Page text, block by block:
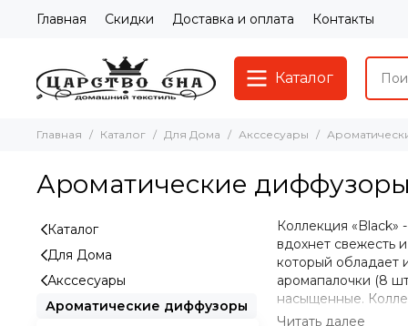
Главная Скидки Доставка и оплата Контакты
Каталог
Главная Каталог Для Дома Акссесуары
Ароматические диффузоры
Коллекция «Black»
вдохнет свежесть
который обладает
аромапалочки (8
насыщенные.
Blossom -
Каталог
Для Дома
Акссесуары
Ароматические диффузоры